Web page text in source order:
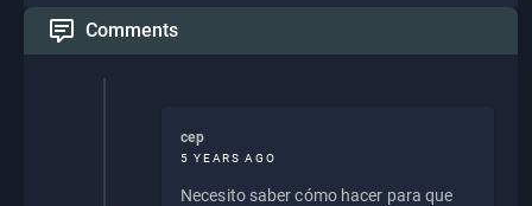
Comments
cep
5 YEARS AGO
Necesito saber cómo hacer para que